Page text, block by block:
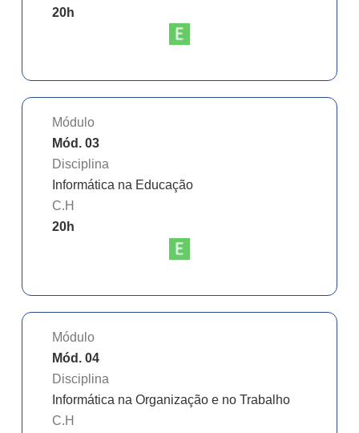
20h
Módulo
Mód. 03
Disciplina
Informática na Educação
C.H
20h
Módulo
Mód. 04
Disciplina
Informática na Organização e no Trabalho
C.H